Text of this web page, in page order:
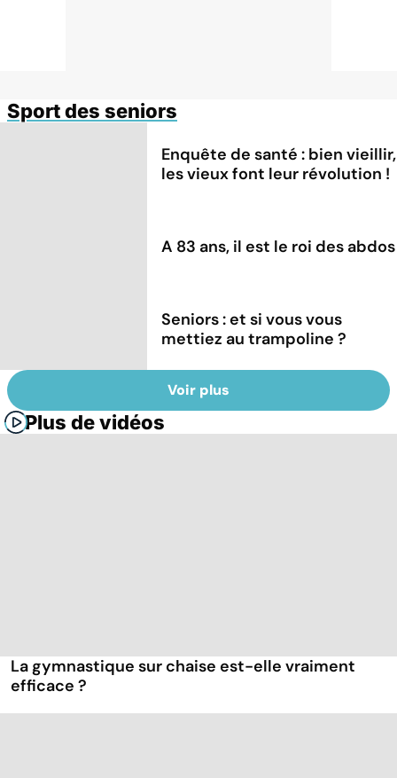
Sport des seniors
Enquête de santé : bien vieillir,
les vieux font leur révolution !
A 83 ans, il est le roi des abdos
Seniors : et si vous vous
mettiez au trampoline ?
Voir plus
Plus de vidéos
La gymnastique sur chaise est-elle vraiment
efficace ?